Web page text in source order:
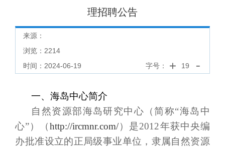
理招聘公告
来源：
浏览： 2214
时间：2024-06-19
字号： 19
一、海岛中心简介
自然资源部海岛研究中心（简称“海岛中
心”）（http://ircmnr.com/）是2012年获中央编
办批准设立的正局级事业单位，隶属自然资源